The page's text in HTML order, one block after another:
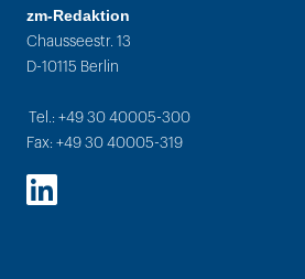
zm-Redaktion
Chausseestr. 13
D-10115 Berlin
Tel.: +49 30 40005-300
Fax: +49 30 40005-319
LinkedIn